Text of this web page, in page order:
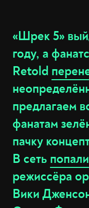
«Шрек 5»
году, а
Retold
предлагаем
фанатам
пачку
В сеть попали
режиссёра
Вики